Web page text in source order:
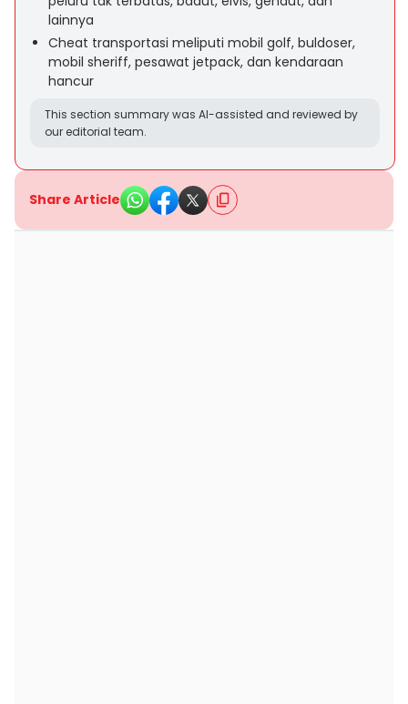
lainnya
Cheat transportasi meliputi mobil golf, buldoser,
mobil sheriff, pesawat jetpack, dan kendaraan
hancur
This section summary was AI-assisted and reviewed by
our editorial team.
Share Article